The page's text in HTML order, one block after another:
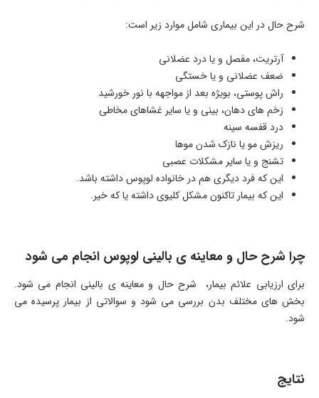
شرح حال در این بیماری شامل موارد زیر است:
آرتریت، مفصل و یا درد عضلانی
ضعف عضلانی و یا خستگی
راش پوستی، بویژه بعد از مواجهه با نور خورشید
زخم های دهان، بینی و یا سایر غشاهای مخاطی
درد قفسه سینه
ریزش مو یا نازک شدن موها
تشنج و یا سایر مشکلات عصبی
این که فرد دیگری هم در خانواده لوپوس داشته باشد.
این که بیمار تاکنون مشکل کلیوی داشته یا که خیر.
چرا شرح حال و معاینه ی بالینی لوپوس انجام می شود
برای ارزیابی علائم بیمار، شرح حال و معاینه ی بالینی انجام می شود.
بخش های مختلف بدن بررسی می شود و سوالاتی از بیمار پرسیده می
شود.
نتایج